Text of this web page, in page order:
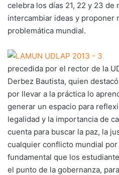
celebra los días 21, 22 y 23 de
intercambiar ideas y proponer
problemática mundial.
precedida por el rector de la
Derbez Bautista, quien
por llevar a la práctica lo
generar un espacio para
legalidad y la importancia de
cuenta para buscar la paz, la
cualquier conflicto mundial por
fundamental que los
el punto de la gobernanza,